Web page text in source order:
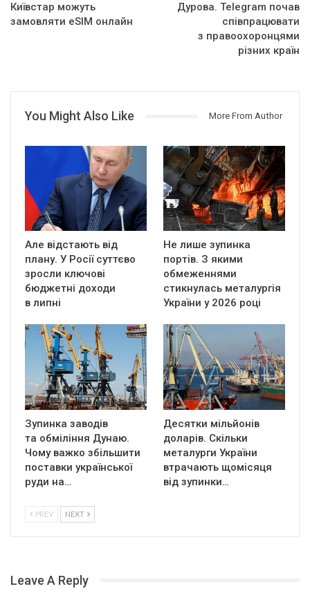
Київстар можуть
замовляти eSIM онлайн
Дурова. Telegram почав
співпрацювати
з правоохоронцями
різних країн
You Might Also Like More From Author
Але відстають від
плану. У Росії суттєво
зросли ключові
бюджетні доходи
в липні
Не лише зупинка
портів. З якими
обмеженнями
стикнулась металургія
України у 2026 році
Зупинка заводів
та обміління Дунаю.
Чому важко збільшити
поставки української
руди на…
Десятки мільйонів
доларів. Скільки
металурги України
втрачають щомісяця
від зупинки…
PREV NEXT
Leave A Reply